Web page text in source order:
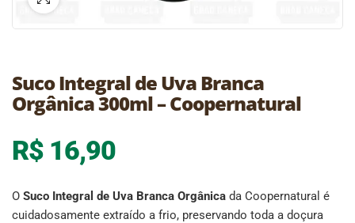
Suco Integral de Uva Branca
Orgânica 300ml – Coopernatural
R$ 16,90
O Suco Integral de Uva Branca Orgânica da Coopernatural é
cuidadosamente extraído a frio, preservando toda a doçura